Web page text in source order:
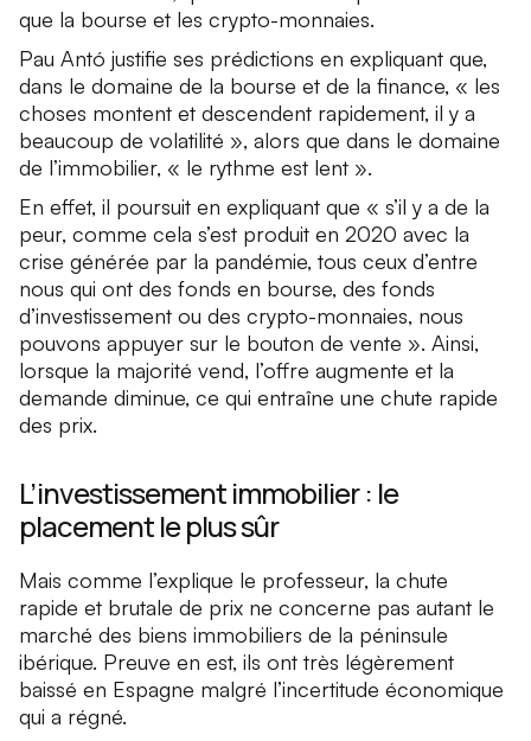
que la bourse et les crypto-monnaies.
Pau Antó justifie ses prédictions en expliquant que,
dans le domaine de la bourse et de la finance, « les
choses montent et descendent rapidement, il y a
beaucoup de volatilité », alors que dans le domaine
de l’immobilier, « le rythme est lent ».
En effet, il poursuit en expliquant que « s’il y a de la
peur, comme cela s’est produit en 2020 avec la
crise générée par la pandémie, tous ceux d’entre
nous qui ont des fonds en bourse, des fonds
d’investissement ou des crypto-monnaies, nous
pouvons appuyer sur le bouton de vente ». Ainsi,
lorsque la majorité vend, l’offre augmente et la
demande diminue, ce qui entraîne une chute rapide
des prix.
L’investissement immobilier : le
placement le plus sûr
Mais comme l’explique le professeur, la chute
rapide et brutale de prix ne concerne pas autant le
marché des biens immobiliers de la péninsule
ibérique. Preuve en est, ils ont très légèrement
baissé en Espagne malgré l’incertitude économique
qui a régné.